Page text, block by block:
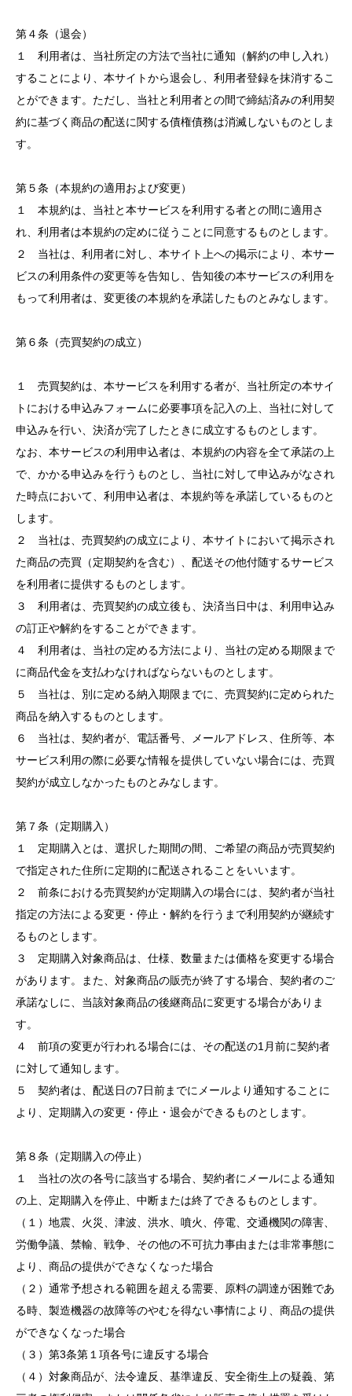
第４条（退会）
１ 利用者は、当社所定の方法で当社に通知（解約の申し入れ）
することにより、本サイトから退会し、利用者登録を抹消するこ
とができます。ただし、当社と利用者との間で締結済みの利用契
約に基づく商品の配送に関する債権債務は消滅しないものとしま
す。
第５条（本規約の適用および変更）
１ 本規約は、当社と本サービスを利用する者との間に適用さ
れ、利用者は本規約の定めに従うことに同意するものとします。
２ 当社は、利用者に対し、本サイト上への掲示により、本サー
ビスの利用条件の変更等を告知し、告知後の本サービスの利用を
もって利用者は、変更後の本規約を承諾したものとみなします。
第６条（売買契約の成立）
１ 売買契約は、本サービスを利用する者が、当社所定の本サイ
トにおける申込みフォームに必要事項を記入の上、当社に対して
申込みを行い、決済が完了したときに成立するものとします。
なお、本サービスの利用申込者は、本規約の内容を全て承諾の上
で、かかる申込みを行うものとし、当社に対して申込みがなされ
た時点において、利用申込者は、本規約等を承諾しているものと
します。
２ 当社は、売買契約の成立により、本サイトにおいて掲示され
た商品の売買（定期契約を含む）、配送その他付随するサービス
を利用者に提供するものとします。
３ 利用者は、売買契約の成立後も、決済当日中は、利用申込み
の訂正や解約をすることができます。
４ 利用者は、当社の定める方法により、当社の定める期限まで
に商品代金を支払わなければならないものとします。
５ 当社は、別に定める納入期限までに、売買契約に定められた
商品を納入するものとします。
６ 当社は、契約者が、電話番号、メールアドレス、住所等、本
サービス利用の際に必要な情報を提供していない場合には、売買
契約が成立しなかったものとみなします。
第７条（定期購入）
１ 定期購入とは、選択した期間の間、ご希望の商品が売買契約
で指定された住所に定期的に配送されることをいいます。
２ 前条における売買契約が定期購入の場合には、契約者が当社
指定の方法による変更・停止・解約を行うまで利用契約が継続す
るものとします。
３ 定期購入対象商品は、仕様、数量または価格を変更する場合
があります。また、対象商品の販売が終了する場合、契約者のご
承諾なしに、当該対象商品の後継商品に変更する場合がありま
す。
４ 前項の変更が行われる場合には、その配送の1月前に契約者
に対して通知します。
５ 契約者は、配送日の7日前までにメールより通知することに
より、定期購入の変更・停止・退会ができるものとします。
第８条（定期購入の停止）
１ 当社の次の各号に該当する場合、契約者にメールによる通知
の上、定期購入を停止、中断または終了できるものとします。
（１）地震、火災、津波、洪水、噴火、停電、交通機関の障害、
労働争議、禁輸、戦争、その他の不可抗力事由または非常事態に
より、商品の提供ができなくなった場合
（２）通常予想される範囲を超える需要、原料の調達が困難であ
る時、製造機器の故障等のやむを得ない事情により、商品の提供
ができなくなった場合
（３）第3条第１項各号に違反する場合
（４）対象商品が、法令違反、基準違反、安全衛生上の疑義、第